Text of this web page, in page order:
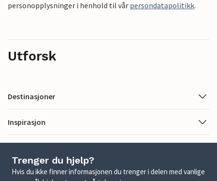
personopplysninger i henhold til vår persondatapolitikk.
Utforsk
Destinasjoner
Inspirasjon
Trenger du hjelp?
Hvis du ikke finner informasjonen du trenger i delen med vanlige